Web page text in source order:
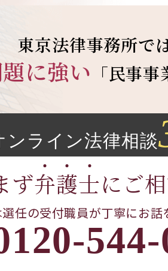
東京法律事務所で
に強い 「民事事
ンライン法律相談
ず弁護士にご
選任の受付職員が丁寧にお話